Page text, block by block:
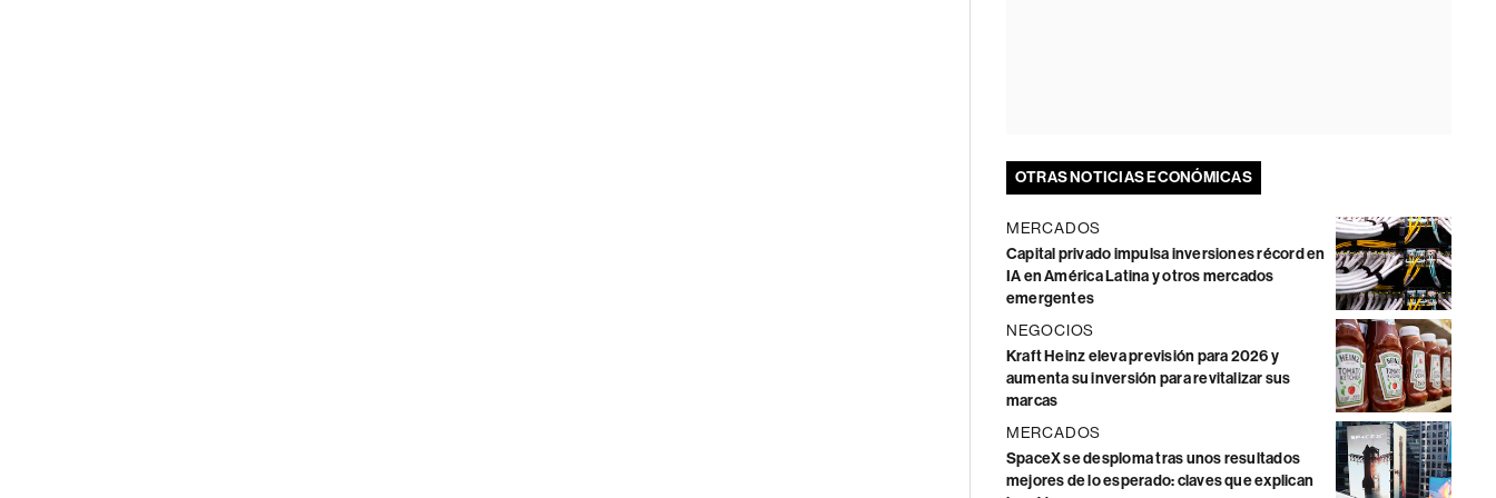
OTRAS NOTICIAS ECONÓMICAS
MERCADOS
Capital privado impulsa inversiones récord en
IA en América Latina y otros mercados
emergentes
NEGOCIOS
Kraft Heinz eleva previsión para 2026 y
aumenta su inversión para revitalizar sus
marcas
MERCADOS
SpaceX se desploma tras unos resultados
mejores de lo esperado: claves que explican